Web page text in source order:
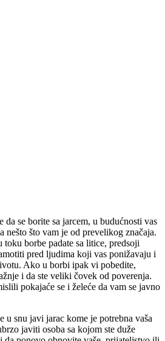
da se borite sa jarcem, u budućnosti vas
nešto što vam je od prevelikog značaja.
borbe padate sa litice, predsoji
pred ljudima koji vas ponižavaju i
Ako u borbi ipak vi pobedite,
i da ste veliki čovek od poverenja.
pokajaće se i želeće da vam se javno
u snu javi jarac kome je potrebna vaša
javiti osoba sa kojom ste duže